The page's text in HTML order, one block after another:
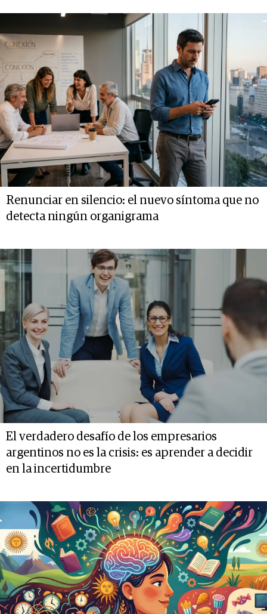
Renunciar en silencio: el nuevo síntoma que no
detecta ningún organigrama
El verdadero desafío de los empresarios
argentinos no es la crisis: es aprender a decidir
en la incertidumbre